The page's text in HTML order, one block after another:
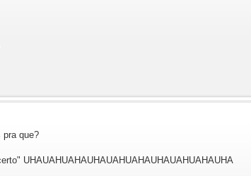
pra que?
UHAUAHUAHAUHAUAHUAHAUHAUAHUAHAUHA